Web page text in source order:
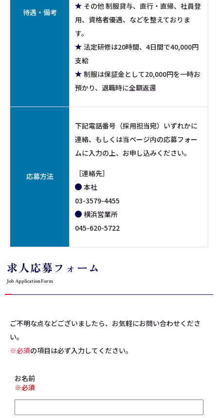
待遇・備考
その他 制服貸与、直行・直帰、社員登
用、資格者優遇、などを整えておりま
す。
法定研修は20時間、4日間で40,000円
支給
制服は保証金として20,000円を一時お
預かり、退職時に全額返還
応募方法
下記電話番号（採用担当宛）いずれかに
連絡、もしくは当ページ内の応募フォー
ムに入力の上、お申し込みください。
［連絡先］
本社
03-3579-4455
横浜営業所
045-620-5722
求人応募フォーム
Job Application Form
ご不明な点などございましたら、お気軽にお問い合わせくださ
い。
※必須の項目は必ず入力してください。
お名前
※必須